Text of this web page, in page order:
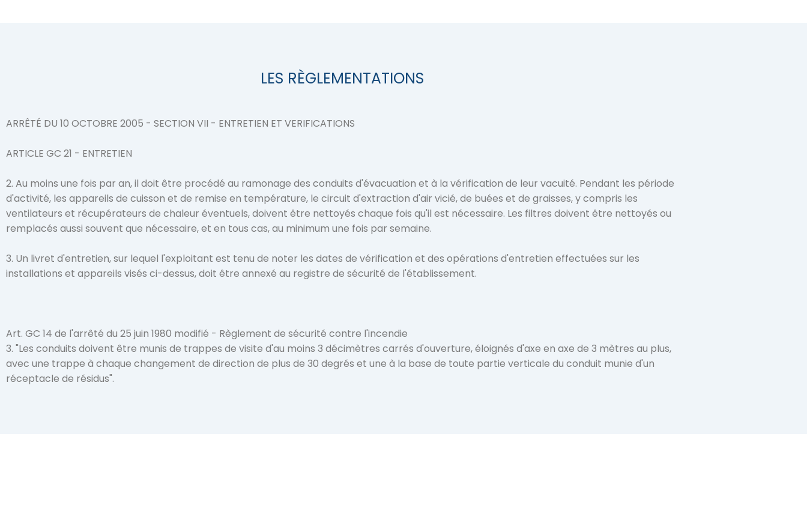
LES RÈGLEMENTATIONS
ARRÊTÉ DU 10 OCTOBRE 2005 - SECTION VII - ENTRETIEN ET VERIFICATIONS
ARTICLE GC 21 - ENTRETIEN
2. Au moins une fois par an, il doit être procédé au ramonage des conduits d'évacuation et à la vérification de leur vacuité. Pendant les période
d'activité, les appareils de cuisson et de remise en température, le circuit d'extraction d'air vicié, de buées et de graisses, y compris les
ventilateurs et récupérateurs de chaleur éventuels, doivent être nettoyés chaque fois qu'il est nécessaire. Les filtres doivent être nettoyés ou
remplacés aussi souvent que nécessaire, et en tous cas, au minimum une fois par semaine.
3. Un livret d'entretien, sur lequel l'exploitant est tenu de noter les dates de vérification et des opérations d'entretien effectuées sur les
installations et appareils visés ci-dessus, doit être annexé au registre de sécurité de l'établissement.
Art. GC 14 de l'arrêté du 25 juin 1980 modifié - Règlement de sécurité contre l'incendie
3. "Les conduits doivent être munis de trappes de visite d'au moins 3 décimètres carrés d'ouverture, éloignés d'axe en axe de 3 mètres au plus,
avec une trappe à chaque changement de direction de plus de 30 degrés et une à la base de toute partie verticale du conduit munie d'un
réceptacle de résidus".